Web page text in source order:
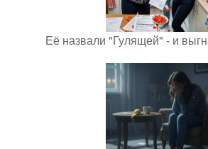
Её назвали "Гулящей" - и